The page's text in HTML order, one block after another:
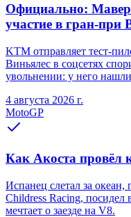
Официально:
участие в гран-при
KTM отправляет тест-
Виньялес в соцсетях
увольнении: у него
4 августа 2026 г.
MotoGP
Как Акоста провёл
Испанец слетал за океан,
Childress Racing,
мечтает о заезде на V8.